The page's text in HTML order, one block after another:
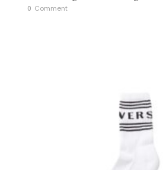
0 Comment